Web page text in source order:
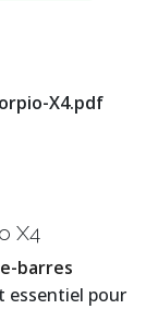
X4.pdf
X4
barres
essentiel pour